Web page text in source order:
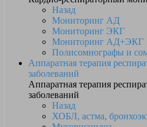
Назад
Мониторинг АД
Мониторинг ЭКГ
Мониторинг АД+ЭКГ
Полисомнографы и
Аппаратная терапия
заболеваний
Аппаратная терапия
заболеваний
Назад
ХОБЛ, астма,